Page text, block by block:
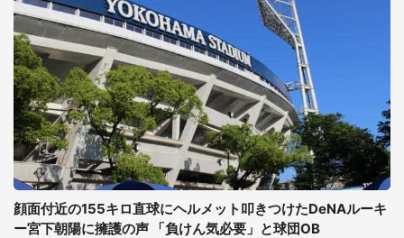
顔面付近の155キロ直球にヘルメット叩きつけたDeNAルーキ
ー宮下朝陽に擁護の声 「負けん気必要」と球団OB